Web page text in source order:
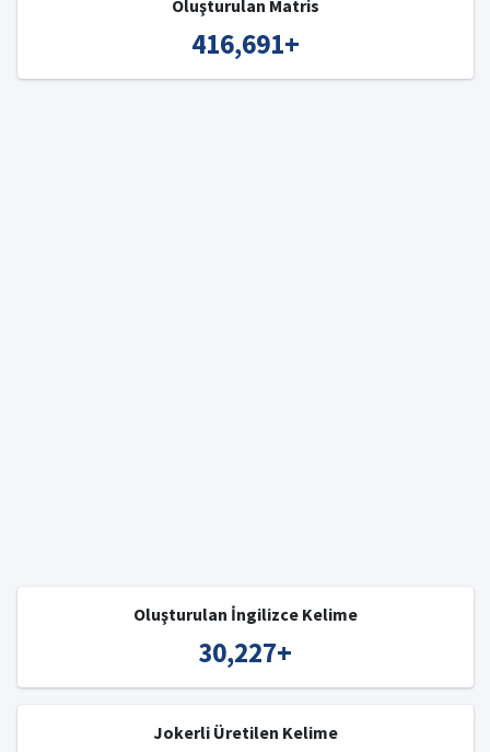
Oluşturulan Matris
416,691+
Oluşturulan İngilizce Kelime
30,227+
Jokerli Üretilen Kelime